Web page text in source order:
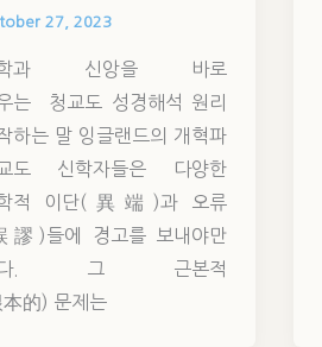
27, 2023
학과 신앙을 바로
는 청교도 성경해석 원리
하는 말 잉글랜드의 개혁파
도 신학자들은 다양한
적 이단(異端)과 오류
謬)들에 경고를 보내야만
다. 그 근본적
本的) 문제는